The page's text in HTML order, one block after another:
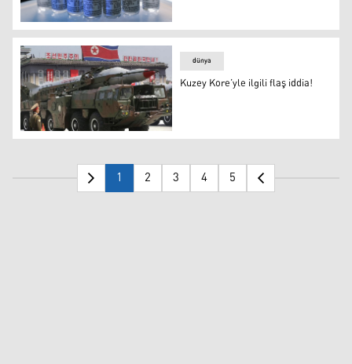
Rusya’dan son aşı açıklaması: Üretime başlandı
Kuzey Kore’yle ilgili flaş iddia!
dünya
Kuzey Kore’yle ilgili flaş iddia!
1 2 3 4 5